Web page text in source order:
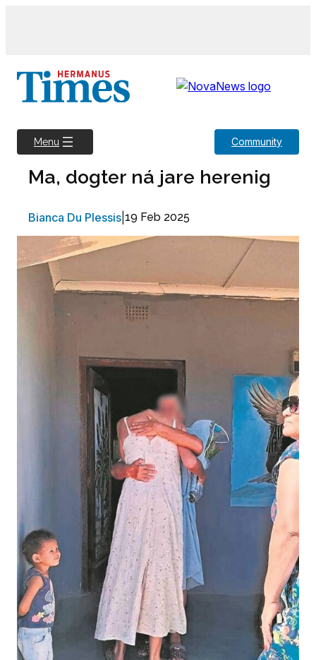
Menu Community
Ma, dogter ná jare herenig
Bianca Du Plessis 19 Feb 2025